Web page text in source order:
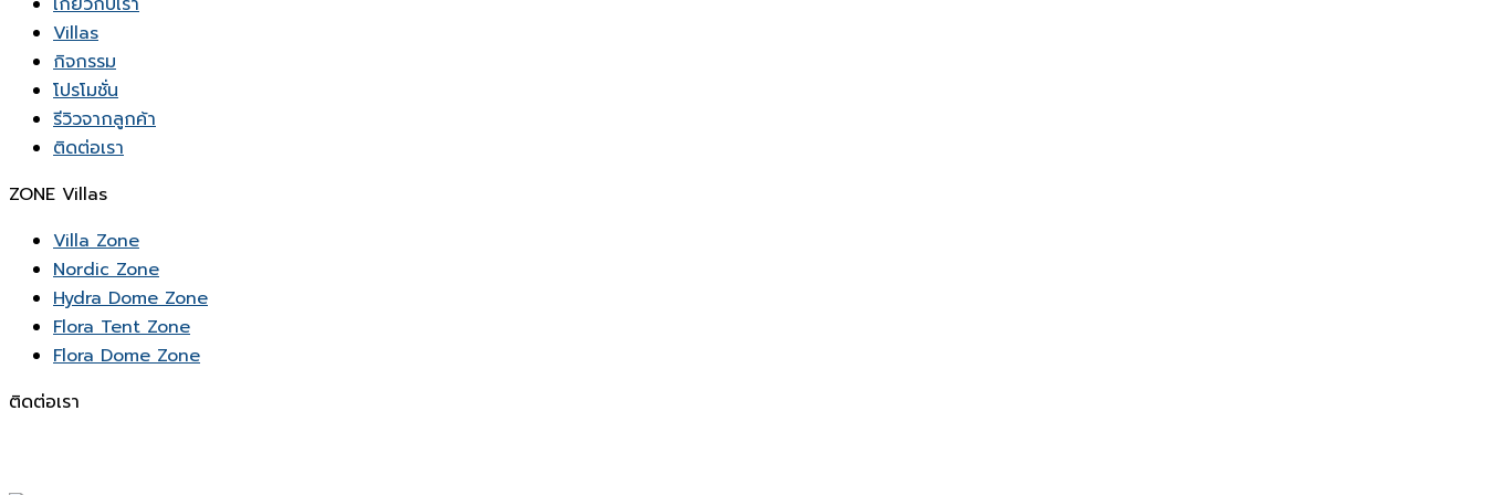
Villas
กิจกรรม
โปรโมชั่น
รีวิวจากลูกค้า
ติดต่อเรา
ZONE Villas
Villa Zone
Nordic Zone
Hydra Dome Zone
Flora Tent Zone
Flora Dome Zone
ติดต่อเรา